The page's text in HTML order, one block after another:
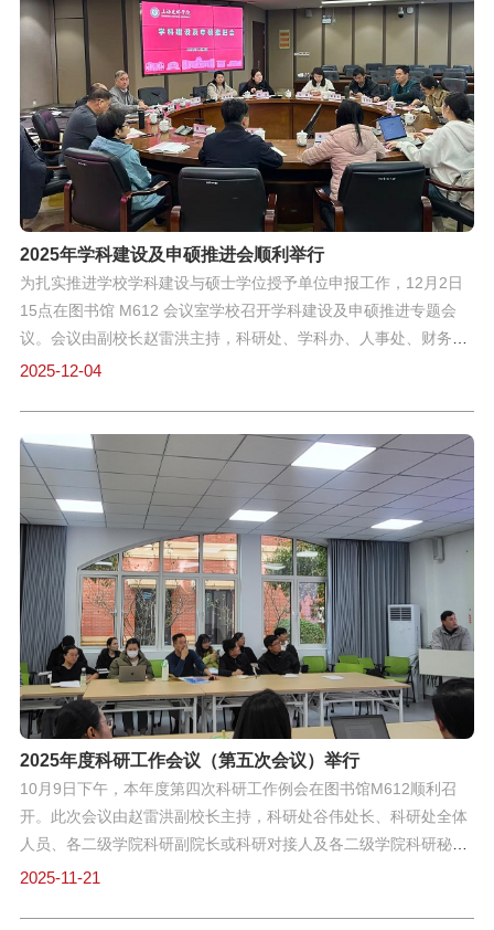
中，专家们从评审视角出发，针对申报书选题前沿性、研究框架逻
辑性、研究方法科学性、关键问题论证深度及文本规范性等方面，
提出了系统性、针对性的修改建议，切实为我校教师申报书质量提
升提供了有力支撑。我校科研处高度重视此次培训，积极对接高水
平学术资源，精心组织安排，确保教师获得高效务实的辅导体验。
参会教师普遍反映，此次辅导内容精准、指导深入，有效解决了申
报过程中长期存在的难点问题，进一步明确了申报文本完善方向。
赵雷洪副校长在总结中表示，此次辅导是我校科研处精准对接
2025年学科建设及申硕推进会顺利举行
为扎实推进学校学科建设与硕士学位授予单位申报工作，12月2日
15点在图书馆 M612 会议室学校召开学科建设及申硕推进专题会
议。会议由副校长赵雷洪主持，科研处、学科办、人事处、财务处
及相关二级学院负责人参会。会议伊始，科研处、人事处负责人先
续工作明确了方向。随后，商学院、信息技术学院、新闻与传播学
院负责人依次汇报学位点建设情况。各学院围绕学科方向凝练、师
资队伍建设、人才培养质量、科研平台搭建等核心内容，分享了建
设成果与实践经验，并结合申硕要求提出了后续改进举措。接着财
务处处长就经费使用规范、报销流程优化等关键问题听取了大家的
反馈，针对各学院在经费使用中可能遇到的难点给出具体解决方
案，为各项工作顺利开展提供保障。最后，赵雷洪副校长作总结讲
话并布置后续工作。他强调，学科建设与申硕工作是学校高质量发
展的核心任务，各部门、各学院要进一步提高政治站位，强化责任
担当；要加强协同配合，形成工作合力，针对当前短板弱项精准发
力；要倒排工期、挂图作战，确保各项任务落到实处，全力冲刺申
硕目标。
2025-12-04
2025年度科研工作会议（第五次会议）举行
10月9日下午，本年度第四次科研工作例会在图书馆M612顺利召
开。此次会议由赵雷洪副校长主持，科研处谷伟处长、科研处全体
人员、各二级学院科研副院长或科研对接人及各二级学院科研秘书
出席了会议。会议由赵雷洪副校长主持。科研处谷伟处长通报并详
2025-11-21